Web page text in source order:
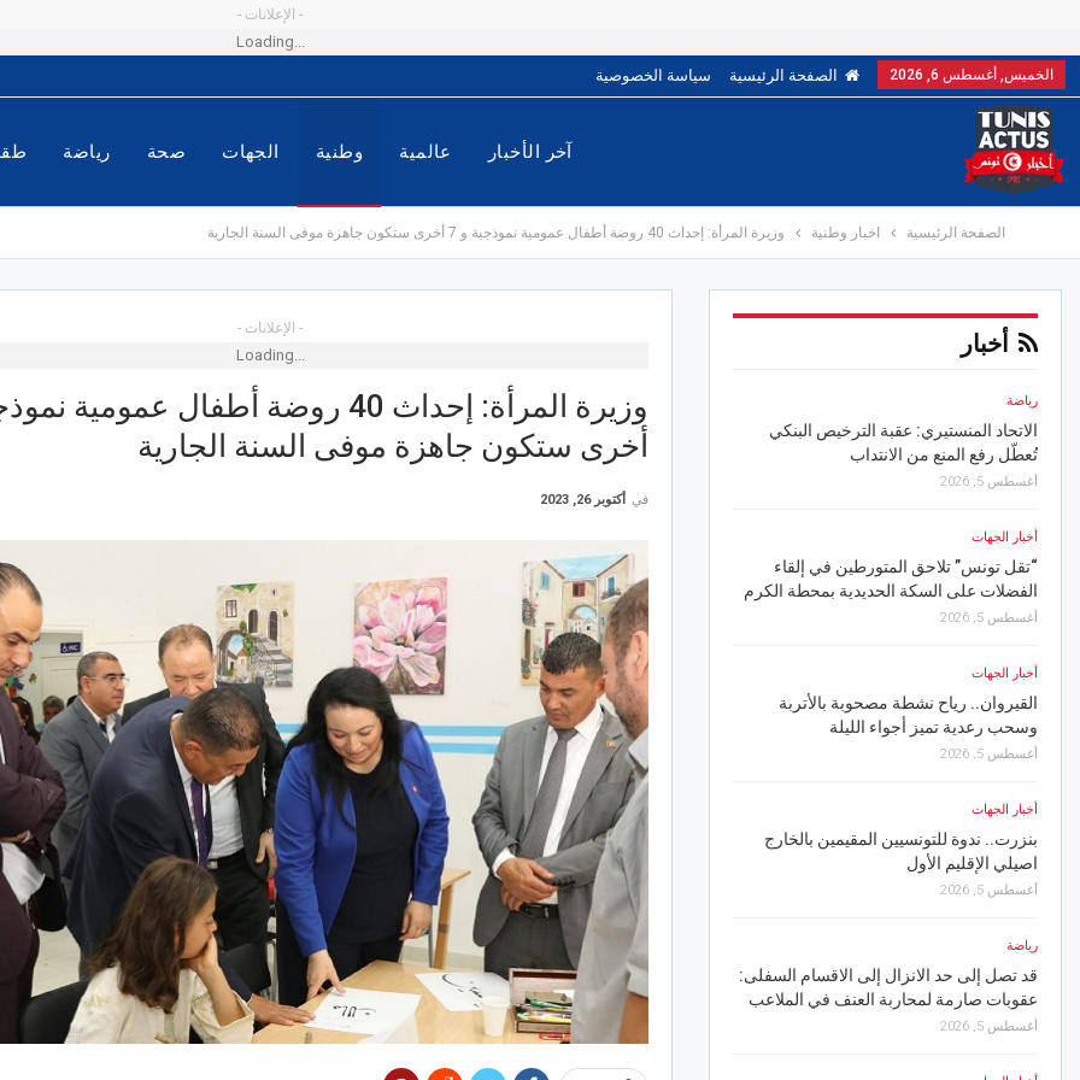
- الإعلانات -
Loading...
الخميس, أغسطس 6, 2026 الصفحة الرئيسية سياسة الخصوصية
آخر الأخبار عالمية وطنية الجهات صحة رياضة
الصفحة الرئيسية اخبار وطنية وزيرة المرأة: إحداث 40 روضة أطفال عمومية نموذجية و 7 أخرى ستكون جاهزة موفى السنة الجارية
- الإعلانات -
Loading...
أخرى ستكون جاهزة موفى السنة الجارية
في أكتوبر 26, 2023
أخبار
أخبار الجهات
صفاقس.. افتتاح وحدة طب الأسنان بمركز
الصحة الأساسية بالبدارنة
أغسطس 5, 2026
أخبار الجهات
مع الزيادة في الأجر .. فسفاط قفصة تعلن
تنزيل أجر جويلية 2026 لأعوان شركات البيئة
والغراسة
أخبار الجهات
قفصة.. البئر العميقة “القصر” تدخل حيز
الاستغلال الفعلي
نادي حمام الأنف : تأجيل أول مباراة في تربص
عين دراهم
أخبار الجهات
القلعة الكبرى.. نقص في المياه المعدنية و
مياه الآبار في نجدة المواطن المُحتار
بوعرقوب.. تراجع حاد في إنتاج الهندي
نادي حمام الأنف يفوز على نجمةالمتلوي
أخبار الجهات
القيروان.. “خيال جميل” يمتع الأطفال
والعائلات في رابع سهرات مهرجان الفسقية
أخبار الجهات
سوسة.. وزير التّجهيز والإسكان يُعطي إشارة
مدنين.. الحماية المدنية تقوم بـ 1143 تدخلا
خلال جويلية على مستوى حوادث الطرقات